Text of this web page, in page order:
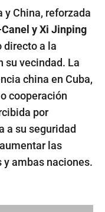
y China, reforzada
y Xi Jinping
directo a la
su vecindad. La
china en Cuba,
cooperación
por
a su seguridad
las
y ambas naciones.